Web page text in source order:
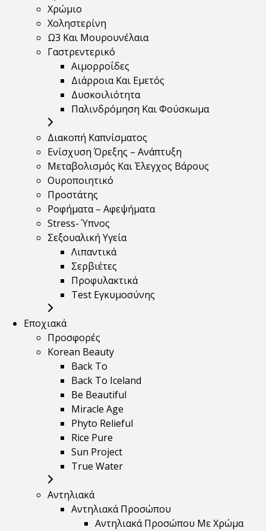
Χρώμιο
Χοληστερίνη
Ω3 Και Μουρουνέλαια
Γαστρεντερικό
Αιμορροΐδες
Διάρροια Και Εμετός
Δυσκοιλιότητα
Παλινδρόμηση Και Φούσκωμα
Διακοπή Καπνίσματος
Ενίσχυση Όρεξης – Ανάπτυξη
Μεταβολισμός Και Έλεγχος Βάρους
Ουροποιητικό
Προστάτης
Ροφήματα – Αφεψήματα
Stress- Ύπνος
Σεξουαλική Υγεία
Λιπαντικά
Σερβιέτες
Προφυλακτικά
Test Εγκυμοσύνης
Εποχιακά
Προσφορές
Korean Beauty
Back To
Back To Iceland
Be Beautiful
Miracle Age
Phyto Relieful
Rice Pure
Sun Project
True Water
Αντηλιακά
Αντηλιακά Προσώπου
Αντηλιακά Προσώπου Με Χρώμα